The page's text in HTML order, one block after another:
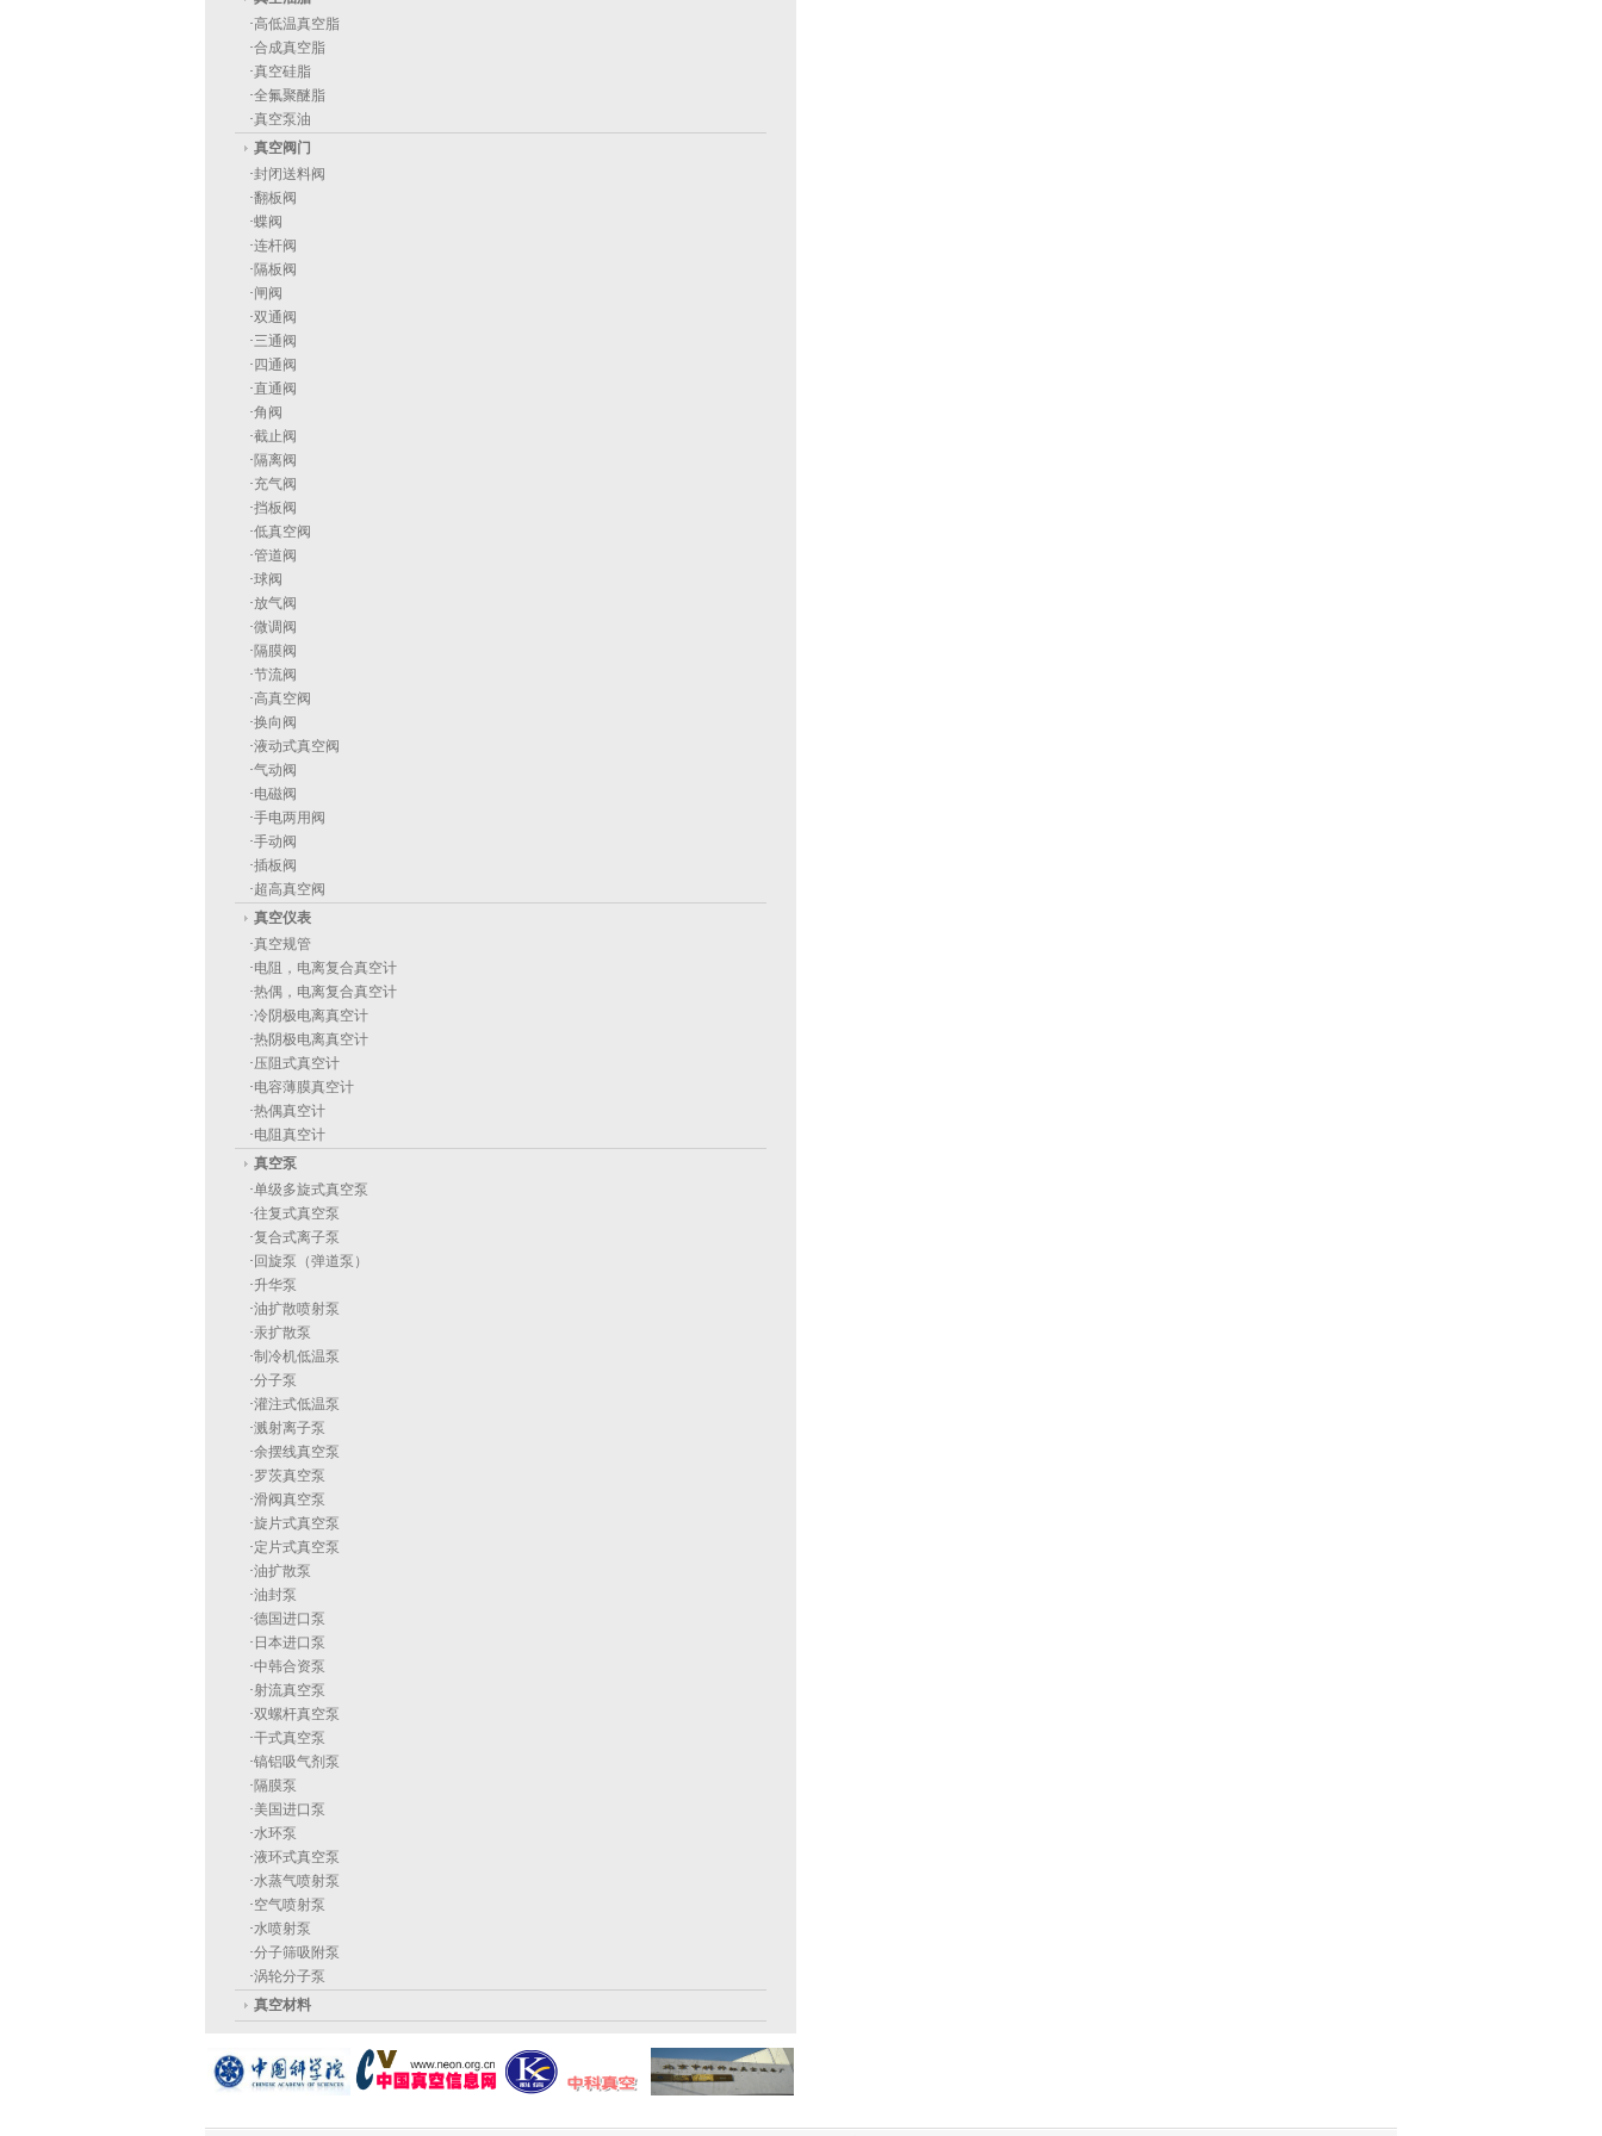
·高低温真空脂
·合成真空脂
·真空硅脂
·全氟聚醚脂
·真空泵油
真空阀门
·封闭送料阀
·翻板阀
·蝶阀
·连杆阀
· 隔板阀
·闸阀
·双通阀
·三通阀
· 四通阀
·直通阀
·角阀
·截止阀
· 隔离阀
·充气阀
·挡板阀
·低真空阀
·管道阀
·球阀
·放气阀
·微调阀
· 隔膜阀
·节流阀
·高真空阀
·换向阀
·液动式真空阀
·气动阀
·电磁阀
·手电两用阀
·手动阀
·插板阀
·超高真空阀
真空仪表
·真空规管
·电阻，电离复合真空计
·热偶，电离复合真空计
·冷阴极电离真空计
·热阴极电离真空计
·压阻式真空计
·电容薄膜真空计
·热偶真空计
·电阻真空计
真空泵
·单级多旋式真空泵
·往复式真空泵
·复合式离子泵
· 回旋泵（弹道泵）
·升华泵
·油扩散喷射泵
·汞扩散泵
·制冷机低温泵
·分子泵
·灌注式低温泵
·溅射离子泵
·余摆线真空泵
·罗茨真空泵
·滑阀真空泵
·旋片式真空泵
·定片式真空泵
·油扩散泵
·油封泵
·德国进口泵
· 日本进口泵
·中韩合资泵
·射流真空泵
·双螺杆真空泵
·干式真空泵
·镐铝吸气剂泵
· 隔膜泵
·美国进口泵
·水环泵
·液环式真空泵
·水蒸气喷射泵
·空气喷射泵
·水喷射泵
·分子筛吸附泵
·涡轮分子泵
真空材料